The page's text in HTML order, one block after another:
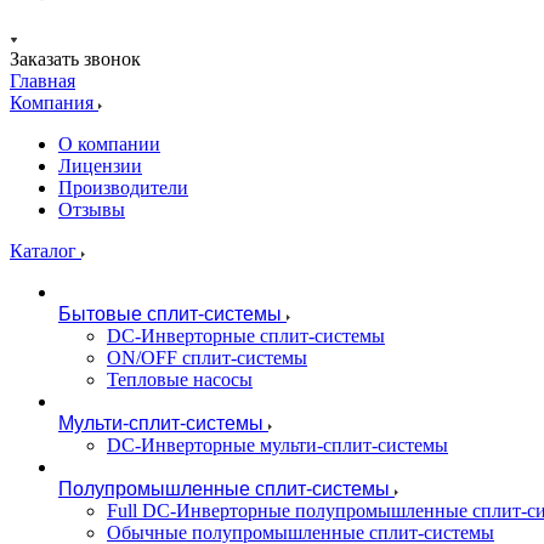
Заказать звонок
Главная
Компания
О компании
Лицензии
Производители
Отзывы
Каталог
Бытовые сплит-системы
DC-Инверторные сплит-системы
ON/OFF сплит-системы
Тепловые насосы
Мульти-сплит-системы
DC-Инверторные мульти-сплит-системы
Полупромышленные сплит-системы
Full DC-Инверторные полупромышленные сплит-
Обычные полупромышленные сплит-системы